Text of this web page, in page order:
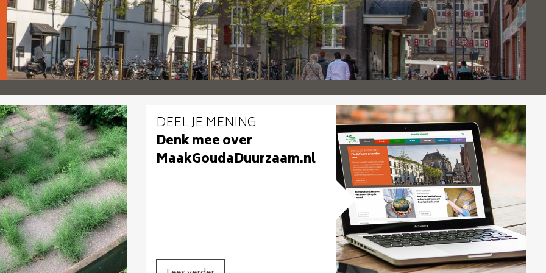
DEEL JE MENING
Denk mee over
MaakGoudaDuurzaam.nl